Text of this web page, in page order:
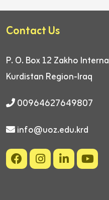
Contact Us
P. O. Box 12 Zakho
Kurdistan Region-Iraq
00964627649807
info@uoz.edu.krd